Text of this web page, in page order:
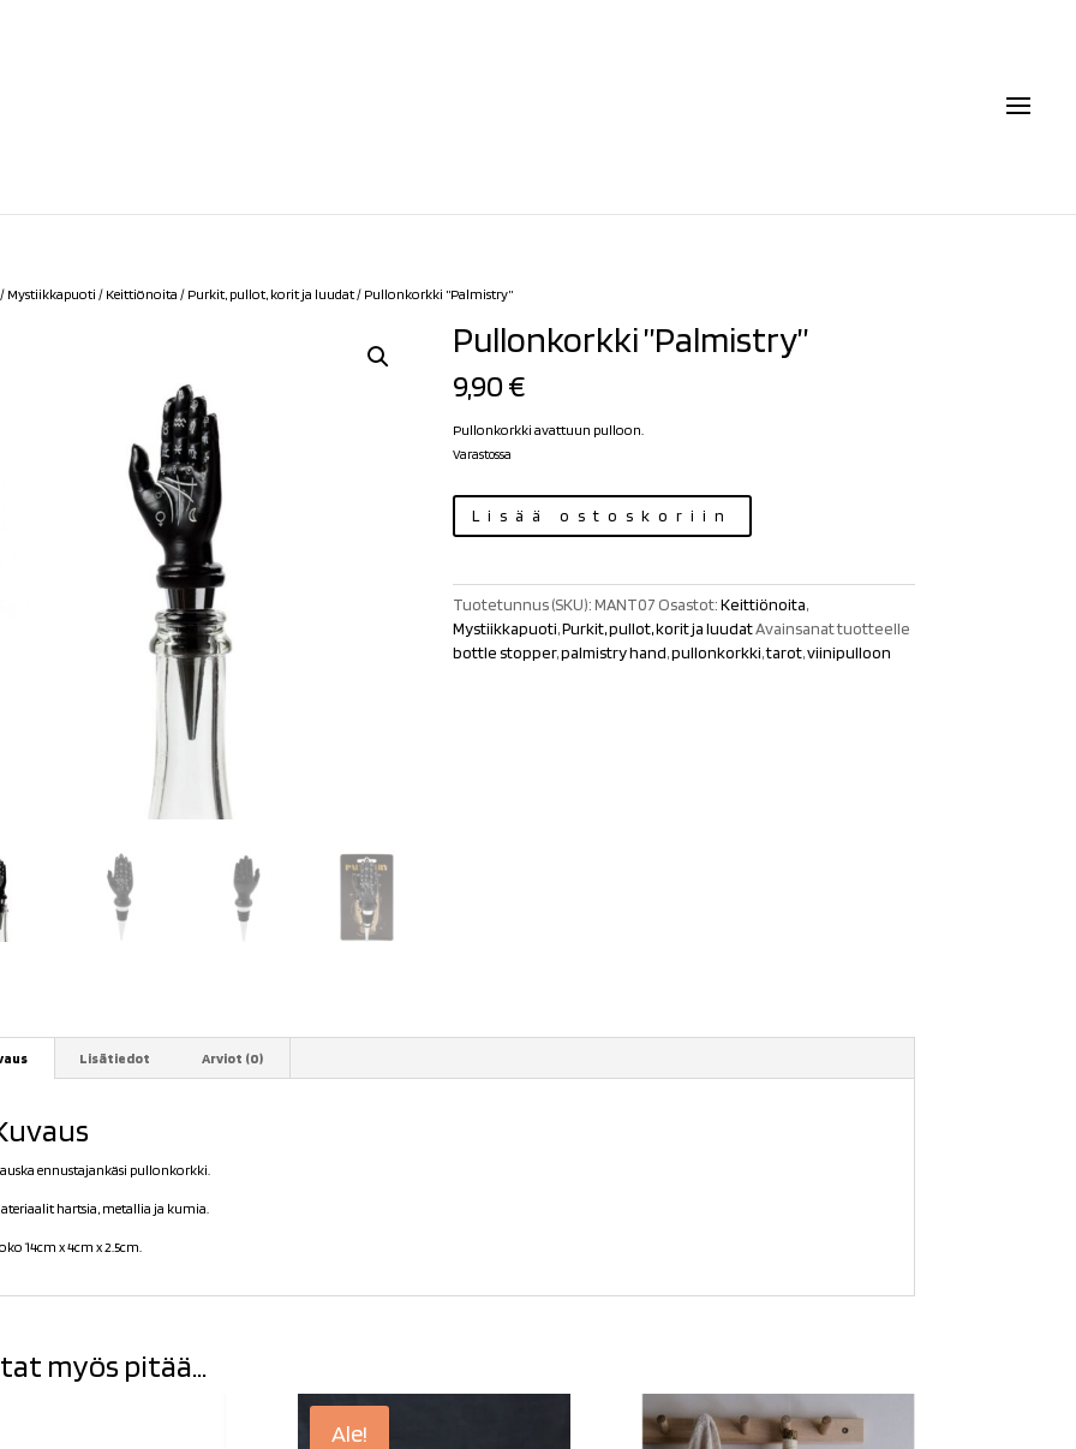
Mystiikkapuoti / Keittiönoita / Purkit, pullot, korit ja luudat/ Pullonkorkki ”Palmistry”
Pullonkorkki ”Palmistry”
9,90€
Pullonkorkki avattuun pulloon.
Varastossa
"Palmistry"
Lisää ostoskoriin
Tuotetunnus (SKU):MANT07 Osastot:Keittiönoita,
Mystiikkapuoti,Purkit, pullot, korit ja luudatAvainsanat tuotteelle
bottle stopper,palmistry hand,pullonkorkki,tarot,viinipulloon
Lisätiedot Arviot (0)
ennustajankäsi pullonkorkki.
hartsia, metallia ja kumia.
14cm x 4cm x 2.5cm.
myös pitää...
Ale!